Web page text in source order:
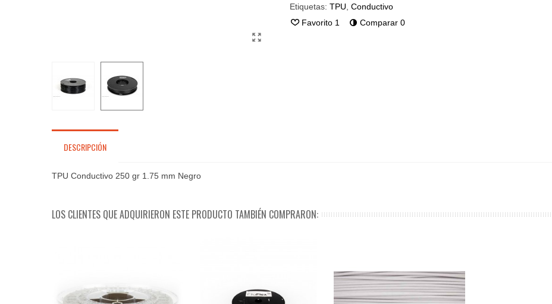
Etiquetas: TPU Conductivo
Favorito 1 Comparar 0
DESCRIPCIÓN
TPU Conductivo 250 gr 1.75 mm Negro
LOS CLIENTES QUE ADQUIRIERON ESTE PRODUCTO TAMBIÉN COMPRARON: